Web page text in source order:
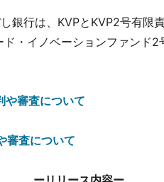
銀行は、KVPとKVP2号有限
・イノベーションファンド2
や審査について
審査について